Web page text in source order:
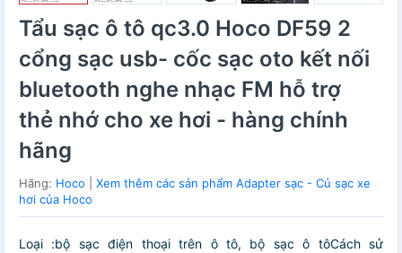
Tẩu sạc ô tô qc3.0 Hoco DF59 2
cổng sạc usb- cốc sạc oto kết nối
bluetooth nghe nhạc FM hỗ trợ
thẻ nhớ cho xe hơi - hàng chính
hãng
Hãng: Hoco
Xem thêm các sản phẩm Adapter sạc - Củ sạc xe
hơi của Hoco
Loại :bộ sạc điện thoại trên ô tô, bộ sạc ô tôCách sử